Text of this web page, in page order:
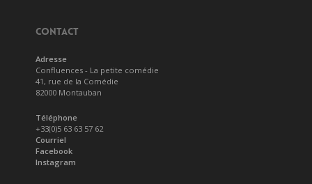
CONTACT
Adresse
Confluences - La petite comédie
41, rue de la Comédie
82000 Montauban
Téléphone
+33(0)5 63 63 57 62
Courriel
Facebook
Instagram